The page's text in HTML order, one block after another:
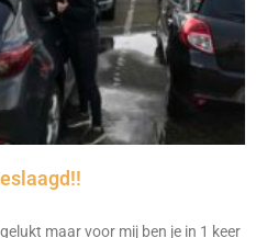
maar voor mij ben je in 1 keer